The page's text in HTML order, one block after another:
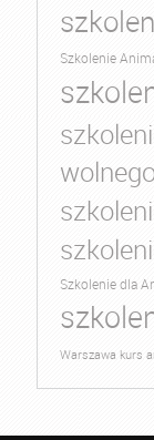
Szkolenie
Szkolenie dla
Warszawa kurs